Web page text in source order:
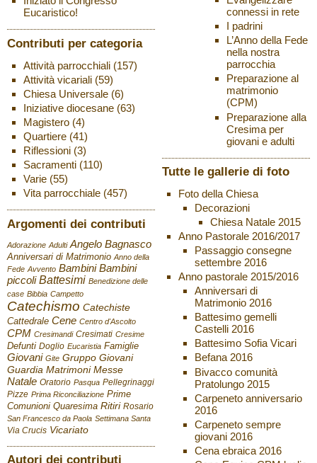
Eucaristico!
Contributi per categoria
Attività parrocchiali(157)
Attività vicariali(59)
Chiesa Universale(6)
Iniziative diocesane(63)
Magistero(4)
Quartiere(41)
Riflessioni(3)
Sacramenti(110)
Varie(55)
Vita parrocchiale(457)
Argomenti dei contributi
Adorazione Adulti Angelo Bagnasco
Anniversari di Matrimonio Anno della
Fede Avvento Bambini Bambini
piccoli Battesimi Benedizione delle
case Bibbia Campetto
Catechismo Catechiste
Cattedrale Cene Centro d'Ascolto
CPM Cresimandi Cresimati Cresime
Defunti Doglio Eucaristia Famiglie
Giovani Gite Gruppo Giovani
Guardia Matrimoni Messe
Natale Oratorio Pasqua Pellegrinaggi
Pizze Prima Riconciliazione Prime
Comunioni Quaresima Ritiri Rosario
San Francesco da Paola Settimana Santa
Via Crucis Vicariato
Autori dei contributi
connessi in rete
I padrini
L’Anno della Fede
nella nostra
parrocchia
Preparazione al
matrimonio
(CPM)
Preparazione alla
Cresima per
giovani e adulti
Tutte le gallerie di foto
Foto della Chiesa
Decorazioni
Chiesa Natale 2015
Anno Pastorale 2016/2017
Passaggio consegne
settembre 2016
Anno pastorale 2015/2016
Anniversari di
Matrimonio 2016
Battesimo gemelli
Castelli 2016
Battesimo Sofia Vicari
Befana 2016
Bivacco comunità
Pratolungo 2015
Carpeneto anniversario
2016
Carpeneto sempre
giovani 2016
Cena ebraica 2016